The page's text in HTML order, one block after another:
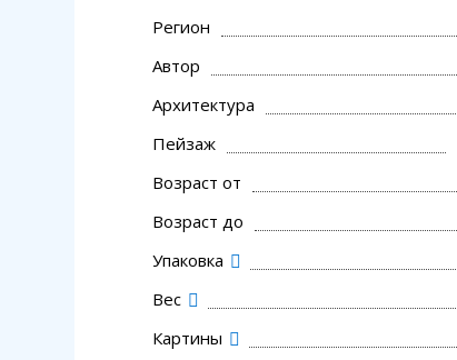
Регион
Автор
Архитектура
Пейзаж
Возраст от
Возраст до
Упаковка
Вес
Картины